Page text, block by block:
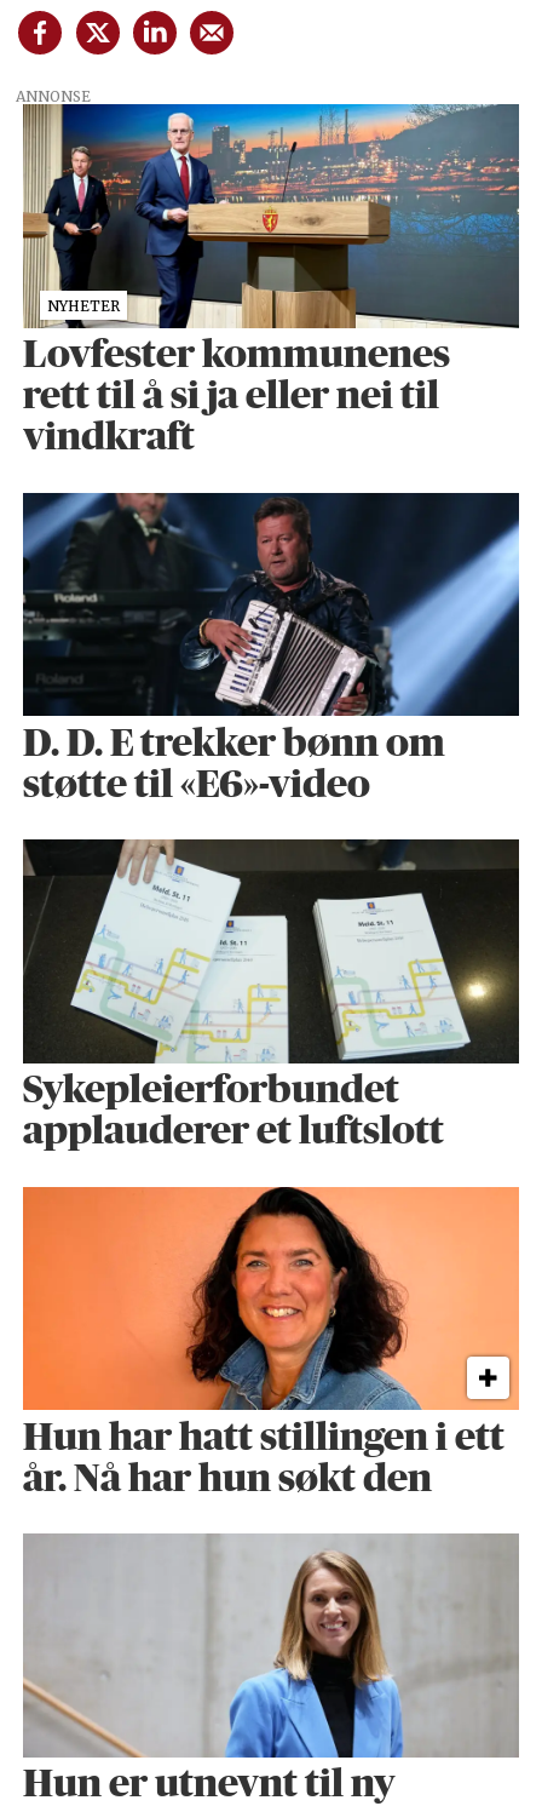
ANNONSE
NYHETER
Lovfester kommunenes
rett til å si ja eller nei til
vindkraft
D. D. E trekker bønn om
støtte til «E6»-video
Sykepleier­forbundet
applauderer et luftslott
Hun har hatt stillingen i ett
år. Nå har hun søkt den
Hun er utnevnt til ny